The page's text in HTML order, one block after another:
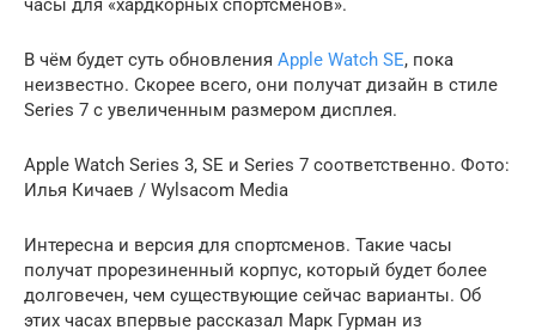
часы для «хардкорных спортсменов».
В чём будет суть обновления Apple Watch SE, пока
неизвестно. Скорее всего, они получат дизайн в стиле
Series 7 с увеличенным размером дисплея.
Apple Watch Series 3, SE и Series 7 соответственно. Фото:
Илья Кичаев / Wylsacom Media
Интересна и версия для спортсменов. Такие часы
получат прорезиненный корпус, который будет более
долговечен, чем существующие сейчас варианты. Об
этих часах впервые рассказал Марк Гурман из